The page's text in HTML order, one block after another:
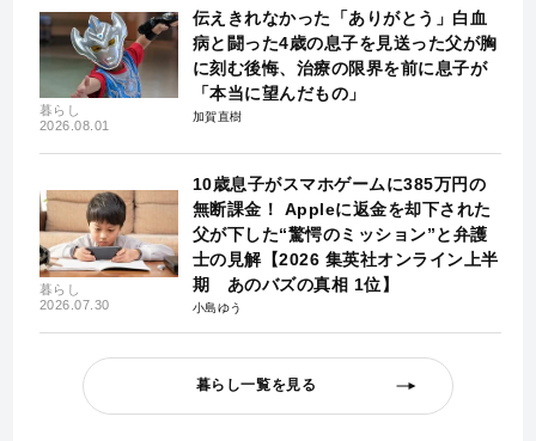
暮らし
2026.08.01
伝えきれなかった「ありがとう」白血
病と闘った4歳の息子を見送った父が胸
に刻む後悔、治療の限界を前に息子が
「本当に望んだもの」
加賀直樹
暮らし
2026.07.30
10歳息子がスマホゲームに385万円の
無断課金！ Appleに返金を却下された
父が下した“驚愕のミッション”と弁護
士の見解【2026 集英社オンライン上半
期 あのバズの真相 1位】
小島ゆう
暮らし一覧を見る